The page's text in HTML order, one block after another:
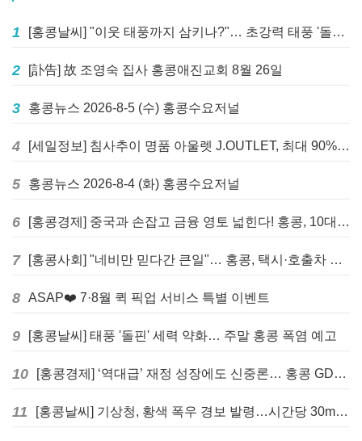
1 [홍콩날씨] "이웃 태풍까지 삼키나?"… 초강력 태풍 '돌핀' 세력 재확장
2 [訃告] 故 조영숙 집사 홍콩애진교회 8월 26일
3 홍콩뉴스 2026-8-5 (수) 홍콩수요저널
4 [세일정보] 침사추이 명품 아울렛 J.OUTLET, 최대 90% 빅 세일 진행
5 홍콩뉴스 2026-8-4 (화) 홍콩수요저널
6 [홍콩경제] 중국과 손잡고 금융 영토 넓힌다! 홍콩, 10대 신규 정책 발표
7 [홍콩사회] "네비만 믿다간 큰일"… 홍콩, 택시·호출차 통합 시험 도입하며 규제 본격화
8 ASAP❤️ 7·8월 퀵 픽업 서비스 특별 이벤트
9 [홍콩날씨] 태풍 '돌핀' 세력 약화… 주말 홍콩 폭염 예고
10 [홍콩경제] ‘역대급’ 재정 성장에도 신중론… 홍콩 GDP 전망 상향 속 “지정학적 리스크 경계”
11 [홍콩날씨] 기상청, 황색 폭우 경보 발령…시간당 30mm 이상 강우 예보